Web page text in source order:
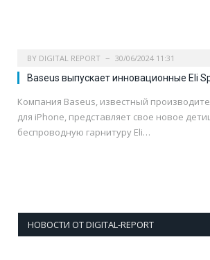
BY DIGITAL REPORT 30/06/2024 11:31
Baseus выпускает инновационные Eli
Компания Baseus, известный
для iPhone, представляет свое новое
беспроводную гарнитуру Eli…
НОВОСТИ ОТ DIGITAL-REPORT